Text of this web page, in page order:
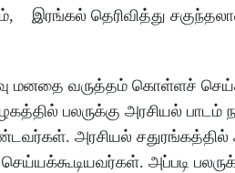
இரங்கல் தெரிவித்து
மனதை வருத்தம் கொள்ளச்
பலருக்கு அரசியல்
அரசியல்
அப்படி